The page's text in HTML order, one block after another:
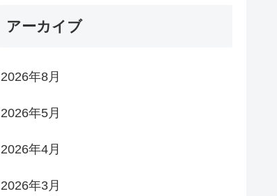
アーカイブ
2026年8月
2026年5月
2026年4月
2026年3月